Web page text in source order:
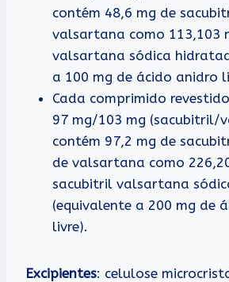
contém 48,6 mg de
valsartana como 113,103
valsartana sódica
a 100 mg de ácido anidro
Cada comprimido
97 mg/103 mg (sacubitril/
contém 97,2 mg de
de valsartana como
sacubitril valsartana
(equivalente a 200 mg de
livre).
Excipientes: celulose